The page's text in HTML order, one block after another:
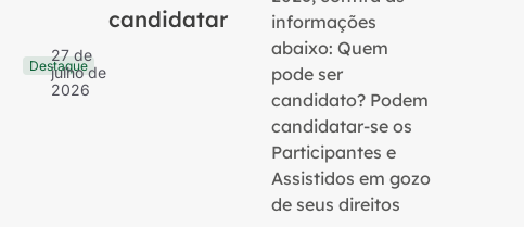
Destaque
27 de
julho de
2026
candidatar
informações
abaixo: Quem
pode ser
candidato? Podem
candidatar-se os
Participantes e
Assistidos em gozo
de seus direitos